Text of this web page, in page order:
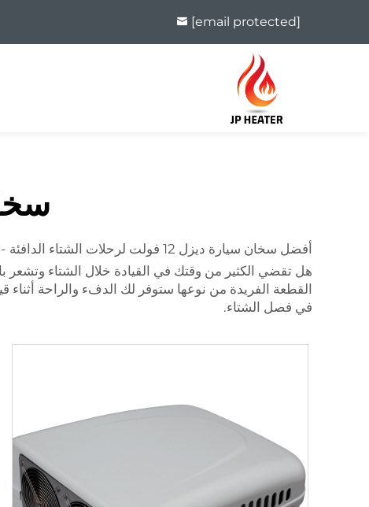
[email protected]
أفضل سخان سيارة ديزل 12 فولت لرحلات الشتاء الدافئة --
القطعة الفريدة من نوعها ستوفر لك الدفء والراحة
في فصل الشتاء.